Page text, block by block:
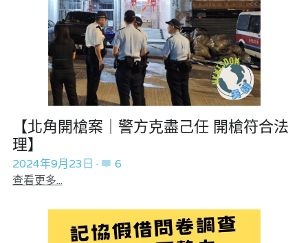
【北角開槍案｜警方克盡己任 開槍符合法
理】
2024年9月23日 ·
6
查看更多...